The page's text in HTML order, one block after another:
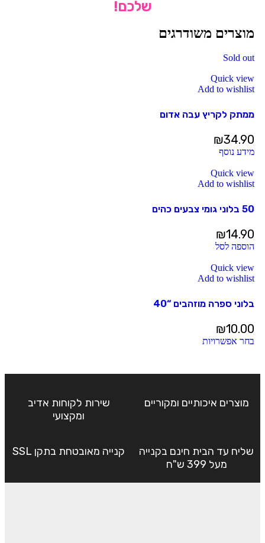
שלכם!
מוצרים משודרגים
Sold out
Quick view
Add to wishlist
ממתק לקריץ עבה אדום
₪34.90
מידע נוסף
Quick view
Add to wishlist
50 בלוני גומי צבעים כהים
₪14.90
הוספה לסל
Quick view
Add to wishlist
בלוני ספרה מוזהבים “40
₪10.00
בחר אפשרויות
מוצרים איכותיים ומקוריים
שירות לקוחות אדיב
ומקצועי
שליח עד הבית חינם בקנייה
מעל 399 ש"ח
קנייה מאובטחת בתקן SSL